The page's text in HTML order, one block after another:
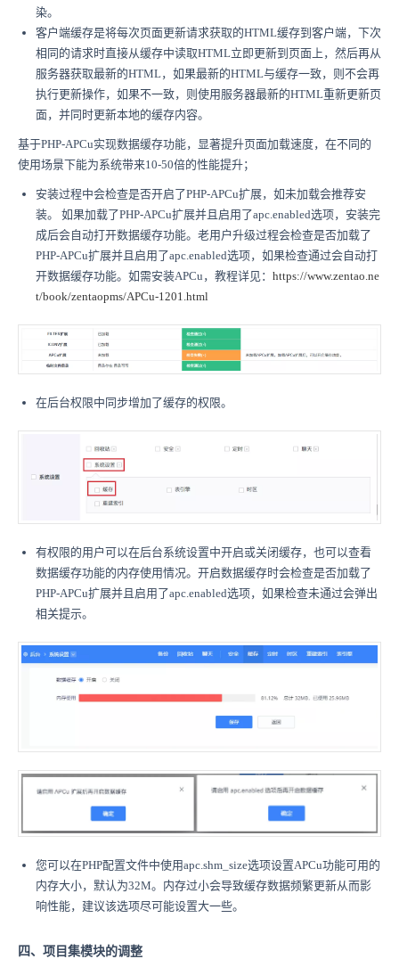
染。
客户端缓存是将每次页面更新请求获取的HTML缓存到客户端，下次
相同的请求时直接从缓存中读取HTML立即更新到页面上，然后再从
服务器获取最新的HTML，如果最新的HTML与缓存一致，则不会再
执行更新操作，如果不一致，则使用服务器最新的HTML重新更新页
面，并同时更新本地的缓存内容。
基于PHP-APCu实现数据缓存功能，显著提升页面加载速度，在不同的
使用场景下能为系统带来10-50倍的性能提升；
安装过程中会检查是否开启了PHP-APCu扩展，如未加载会推荐安
装。 如果加载了PHP-APCu扩展并且启用了apc.enabled选项，安装完
成后会自动打开数据缓存功能。老用户升级过程会检查是否加载了
PHP-APCu扩展并且启用了apc.enabled选项，如果检查通过会自动打
开数据缓存功能。如需安装APCu，教程详见： https://www.zentao.ne
t/book/zentaopms/APCu-1201.html
在后台权限中同步增加了缓存的权限。
有权限的用户可以在后台系统设置中开启或关闭缓存，也可以查看
数据缓存功能的内存使用情况。开启数据缓存时会检查是否加载了
PHP-APCu扩展并且启用了apc.enabled选项，如果检查未通过会弹出
相关提示。
您可以在PHP配置文件中使用apc.shm_size选项设置APCu功能可用的
内存大小，默认为32M。内存过小会导致缓存数据频繁更新从而影
响性能，建议该选项尽可能设置大一些。
四、项目集模块的调整